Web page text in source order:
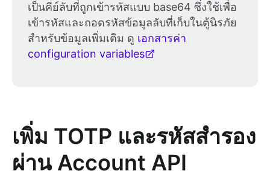
เป็นคีย์ลับที่ถูกเข้ารหัสแบบ base64 ซึ่งใช้เพื่อ
เข้ารหัสและถอดรหัสข้อมูลลับที่เก็บในตู้นิรภัย
สำหรับข้อมูลเพิ่มเติม ดู เอกสารค่า
configuration variables
เพิ่ม TOTP และรหัสสำรอง
ผ่าน Account API